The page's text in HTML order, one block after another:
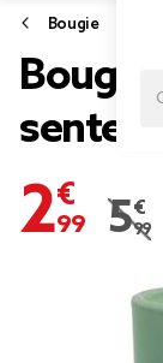
Bougie
2,99 €
5,99